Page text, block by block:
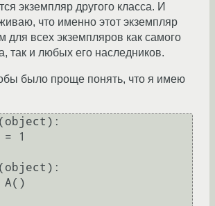
экземпляр другого класса. И
что именно этот экземпляр
для всех экземпляров как самого
так и любых его наследников.
было проще понять, что я имею
1